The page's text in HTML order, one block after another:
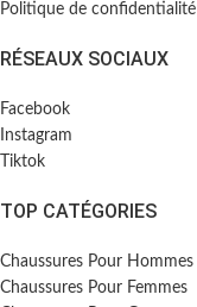
Politique de confidentialité
RÉSEAUX SOCIAUX
Facebook
Instagram
Tiktok
TOP CATÉGORIES
Chaussures Pour Hommes
Chaussures Pour Femmes